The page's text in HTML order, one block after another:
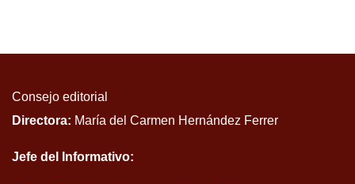
Consejo editorial
Directora: María del Carmen Hernández Ferrer
Jefe del Informativo: